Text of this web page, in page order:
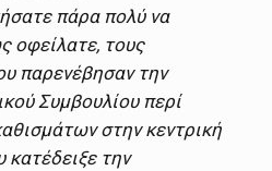
πάρα πολύ να
οφείλατε, τους
παρενέβησαν την
Συμβουλίου περί
στην κεντρική
κατέδειξε την